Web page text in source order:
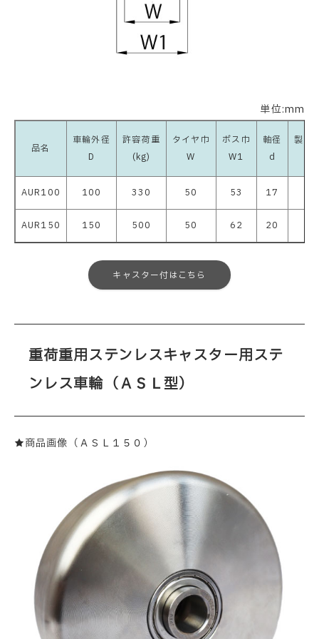
単位:mm
品名
車輪外径
D
許容荷重
(kg)
タイヤ巾
W
ボス巾
W1
軸径
d
製品
AUR100 100 330 50 53 17
AUR150 150 500 50 62 20
キャスター付はこちら
重荷重用ステンレスキャスター用ステ
ンレス車輪（ＡＳＬ型）
★商品画像（ＡＳＬ１５０）